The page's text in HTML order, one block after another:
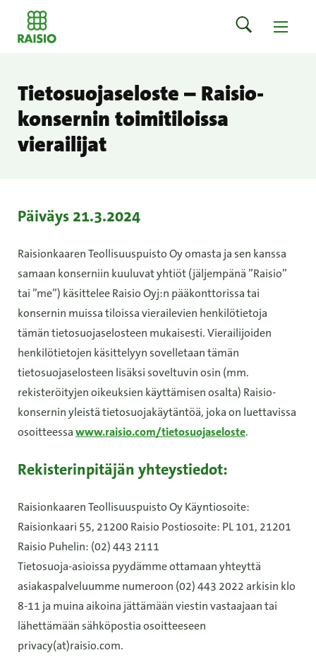
Tietosuojaseloste – Raisio-
konsernin toimitiloissa
vierailijat
Päiväys 21.3.2024
Raisionkaaren Teollisuuspuisto Oy omasta ja sen kanssa
samaan konserniin kuuluvat yhtiöt (jäljempänä ”Raisio”
tai ”me”) käsittelee Raisio Oyj:n pääkonttorissa tai
konsernin muissa tiloissa vierailevien henkilötietoja
tämän tietosuojaselosteen mukaisesti. Vierailijoiden
henkilötietojen käsittelyyn sovelletaan tämän
tietosuojaselosteen lisäksi soveltuvin osin (mm.
rekisteröityjen oikeuksien käyttämisen osalta) Raisio-
konsernin yleistä tietosuojakäytäntöä, joka on luettavissa
osoitteessawww.raisio.com/tietosuojaseloste.
Rekisterinpitäjän yhteystiedot:
Raisionkaaren Teollisuuspuisto Oy Käyntiosoite:
Raisionkaari 55, 21200 Raisio Postiosoite: PL 101, 21201
Raisio Puhelin: (02) 443 2111
Tietosuoja-asioissa pyydämme ottamaan yhteyttä
asiakaspalveluumme numeroon (02) 443 2022 arkisin klo
8-11 ja muina aikoina jättämään viestin vastaajaan tai
lähettämään sähköpostia osoitteeseen
privacy(at)raisio.com.